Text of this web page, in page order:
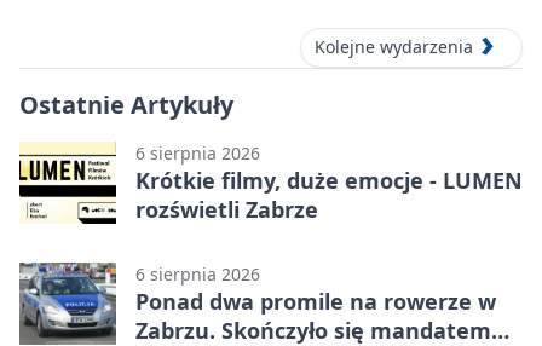
Kolejne wydarzenia
Ostatnie Artykuły
6 sierpnia 2026
Krótkie filmy, duże emocje - LUMEN
rozświetli Zabrze
6 sierpnia 2026
Ponad dwa promile na rowerze w
Zabrzu. Skończyło się mandatem